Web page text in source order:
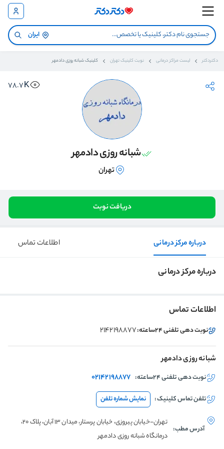
ایران
دکتردکتر لیست مراکز درمانی نوبت کلینیک تهران کلینیک شبانه روزی دادمهر
78.7K
شبانه روزی دادمهر
تهران
دریافت نوبت
درباره مرکز درمانی اطلاعات تماس
درباره مرکز درمانی
اطلاعات تماس
نوبت دهی تلفنی ۲۴ساعته: 2142198877
شبانه روزی دادمهر
نوبت دهی تلفنی ۲۴ساعته: 02142198877
تلفن تماسکلینیک: نمایش شماره تلفن
آدرس مطب:
تهران-خیابان پیروزی، خیابان پرستار، میدان 13 آبان، پلاک 20،
درمانگاه شبانه روزی دادمهر